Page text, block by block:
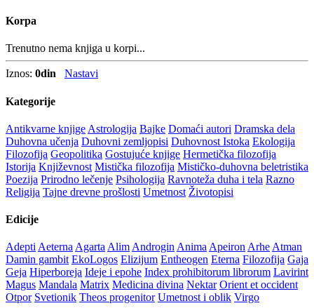
Korpa
Trenutno nema knjiga u korpi...
Iznos: 0din Nastavi
Kategorije
Antikvarne knjige Astrologija Bajke Domaći autori Dramska dela
Duhovna učenja Duhovni zemljopisi Duhovnost Istoka Ekologija
Filozofija Geopolitika Gostujuće knjige Hermetička filozofija
Istorija Književnost Mistička filozofija Mističko-duhovna beletristika
Poezija Prirodno lečenje Psihologija Ravnoteža duha i tela Razno
Religija Tajne drevne prošlosti Umetnost Životopisi
Edicije
AdeptiAeternaAgartaAlimAndroginAnimaApeironArheAtman
Damin gambit EkoLogos Elizijum Entheogen Eterna Filozofija Gaja
Geja Hiperboreja Ideje i epohe Index prohibitorum librorum Lavirint
Magus Mandala Matrix Medicina divina Nektar Orient et occident
Otpor Svetionik Theos progenitor Umetnost i oblik Virgo